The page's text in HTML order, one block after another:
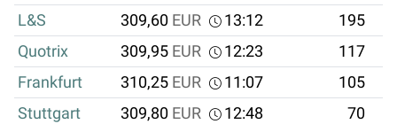
L&S
309,60 EUR 13:12 195
Quotrix
309,95 EUR 12:23 117
Frankfurt
310,25 EUR 11:07 105
Stuttgart
309,80 EUR 12:48 70